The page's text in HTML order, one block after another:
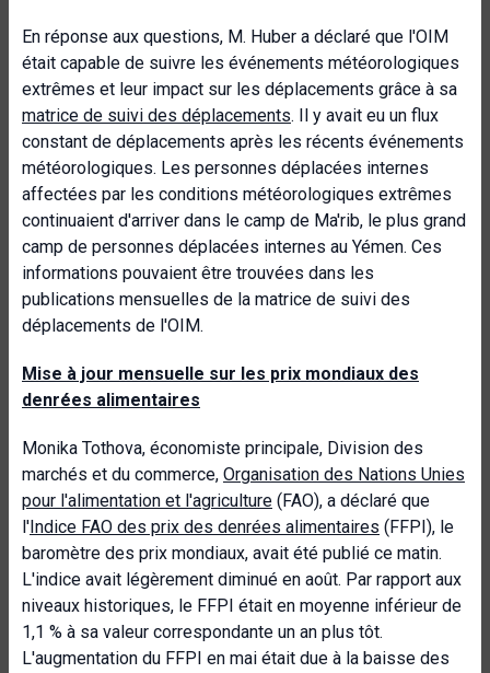
En réponse aux questions, M. Huber a déclaré que l'OIM
était capable de suivre les événements météorologiques
extrêmes et leur impact sur les déplacements grâce à sa
matrice de suivi des déplacements. Il y avait eu un flux
constant de déplacements après les récents événements
météorologiques. Les personnes déplacées internes
affectées par les conditions météorologiques extrêmes
continuaient d'arriver dans le camp de Ma'rib, le plus grand
camp de personnes déplacées internes au Yémen. Ces
informations pouvaient être trouvées dans les
publications mensuelles de la matrice de suivi des
déplacements de l'OIM.
Mise à jour mensuelle sur les prix mondiaux des
denrées alimentaires
Monika Tothova, économiste principale, Division des
marchés et du commerce, Organisation des Nations Unies
pour l'alimentation et l'agriculture (FAO), a déclaré que
l'Indice FAO des prix des denrées alimentaires (FFPI), le
baromètre des prix mondiaux, avait été publié ce matin.
L'indice avait légèrement diminué en août. Par rapport aux
niveaux historiques, le FFPI était en moyenne inférieur de
1,1 % à sa valeur correspondante un an plus tôt.
L'augmentation du FFPI en mai était due à la baisse des